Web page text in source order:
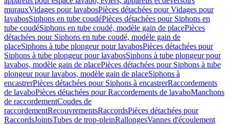
murauxVidages pour lavabosPièces détachées pour Vidages pour
lavabosSiphons en tube coudéPièces détachées pour Siphons en
tube coudéSiphons en tube coudé, modèle gain de placePièces
détachées pour Siphons en tube coudé, modèle gain de
placeSiphons à tube plongeur pour lavabosPièces détachées pour
Siphons à tube plongeur pour lavabosSiphons à tube plongeur pour
lavabos, modèle gain de placePièces détachées pour Siphons à tube
plongeur pour lavabos, modèle gain de placeSiphons à
encastrerPièces détachées pour Siphons à encastrerRaccordements
de lavaboPièces détachées pour Raccordements de lavaboManchons
de raccordementCoudes de
raccordementRecouvrementsRaccordsPièces détachées pour
RaccordsJointsTubes de trop-pleinRallongesVannes d'écoulement